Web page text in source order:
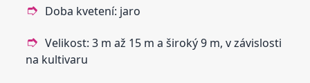
Doba kvetení: jaro
Velikost: 3 m až 15 m a široký 9 m, v závislosti
na kultivaru